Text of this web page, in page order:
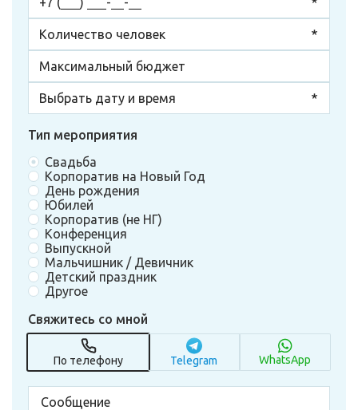
Тип мероприятия
Свадьба
Корпоратив на Новый Год
День рождения
Юбилей
Корпоратив (не НГ)
Конференция
Выпускной
Мальчишник / Девичник
Детский праздник
Другое
Свяжитесь со мной
По телефону Telegram WhatsApp